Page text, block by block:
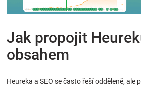
Jak propojit
obsahem
Heureka a SEO se často řeší odděleně, ale